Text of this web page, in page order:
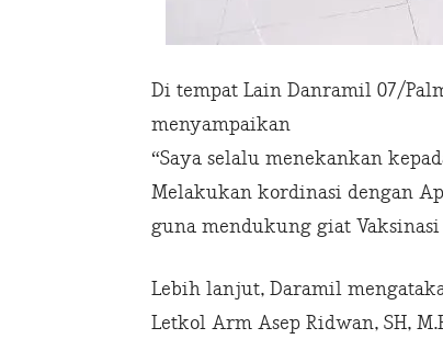
Di tempat Lain Danramil 07/
menyampaikan
“Saya selalu menekankan
Melakukan kordinasi dengan
guna mendukung giat Vaksinasi
Lebih lanjut, Daramil
Letkol Arm Asep Ridwan, SH,